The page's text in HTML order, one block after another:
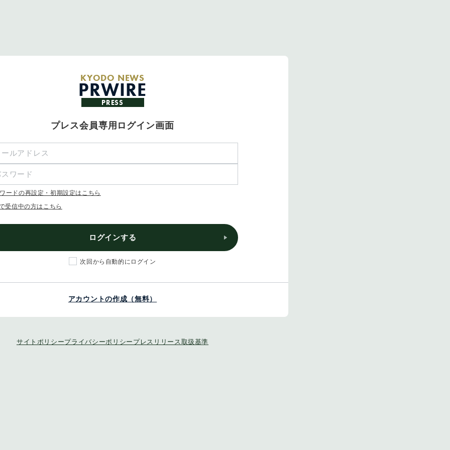
KYODO NEWS
PRWIRE
PRESS
プレス会員専用ログイン画面
ードの再設定・初期設定はこちら
受信中の方はこちら
ログインする
次回から自動的にログイン
アカウントの作成（無料）
サイトポリシープライバシーポリシー プレスリリース取扱基準